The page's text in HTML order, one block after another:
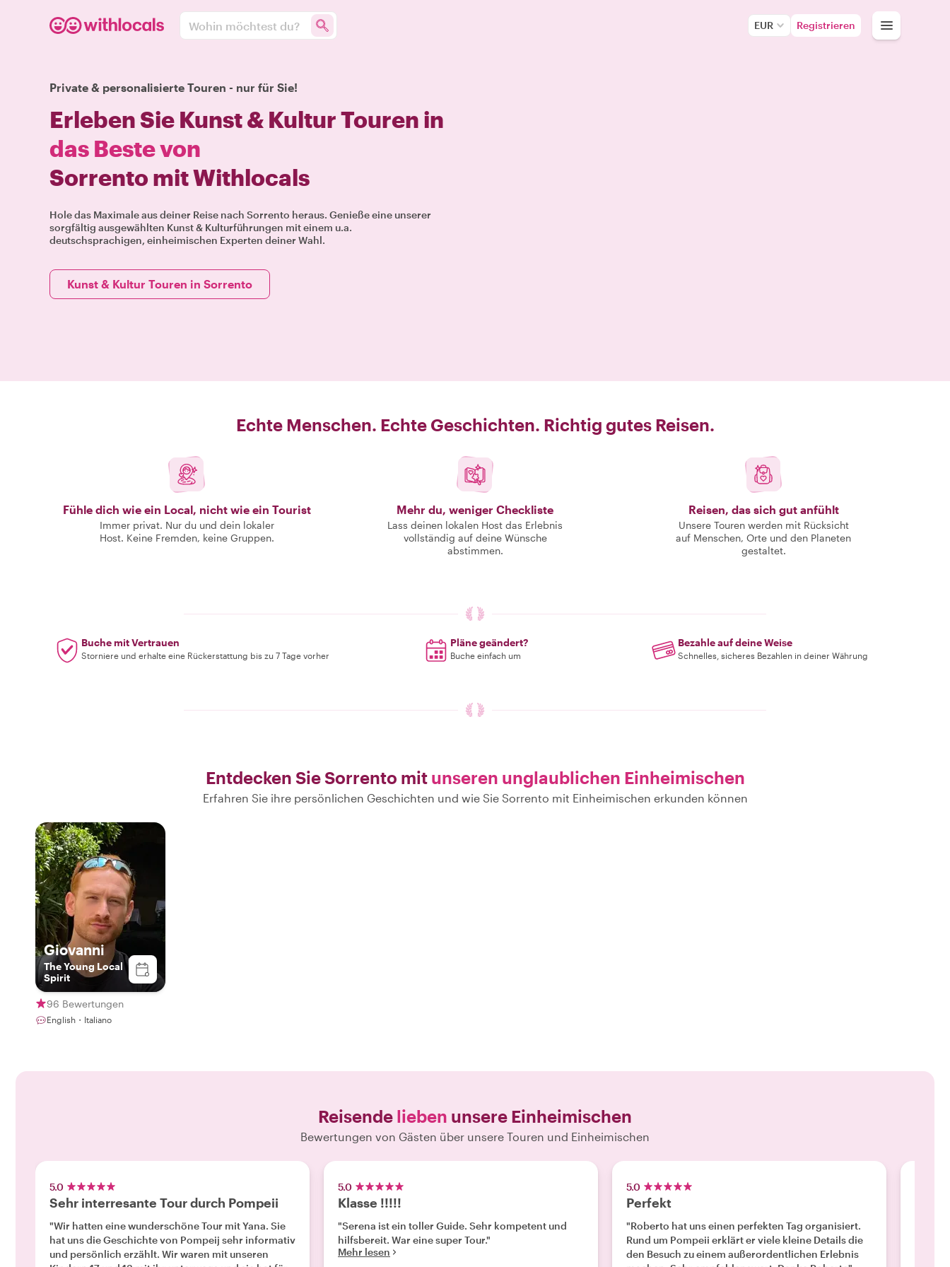
Wohin möchtest du? EUR Registrieren
Private & personalisierte Touren - nur für Sie!
Erleben Sie Kunst & Kultur Touren in
das Beste von
Sorrento mit Withlocals
Hole das Maximale aus deiner Reise nach Sorrento heraus. Genieße eine unserer
sorgfältig ausgewählten Kunst & Kulturführungen mit einem u.a.
deutschsprachigen, einheimischen Experten deiner Wahl.
Kunst & Kultur Touren in Sorrento
Echte Menschen. Echte Geschichten. Richtig gutes Reisen.
Fühle dich wie ein Local, nicht wie ein Tourist
Immer privat. Nur du und dein lokaler
Host. Keine Fremden, keine Gruppen.
Mehr du, weniger Checkliste
Lass deinen lokalen Host das Erlebnis
vollständig auf deine Wünsche
abstimmen.
Reisen, das sich gut anfühlt
Unsere Touren werden mit Rücksicht
auf Menschen, Orte und den Planeten
gestaltet.
Buche mit Vertrauen
Storniere und erhalte eine Rückerstattung bis zu 7 Tage vorher
Pläne geändert?
Buche einfach um
Bezahle auf deine Weise
Schnelles, sicheres Bezahlen in deiner Währung
Entdecken Sie Sorrento mit unseren unglaublichen Einheimischen
Erfahren Sie ihre persönlichen Geschichten und wie Sie Sorrento mit Einheimischen erkunden können
Giovanni
The Young Local
Spirit
96 Bewertungen
English・Italiano
Reisende lieben unsere Einheimischen
Bewertungen von Gästen über unsere Touren und Einheimischen
5.0
Sehr interresante Tour durch Pompeii
"Wir hatten eine wunderschöne Tour mit Yana. Sie
hat uns die Geschichte von Pompeij sehr informativ
und persönlich erzählt. Wir waren mit unseren
5.0
Klasse !!!!!
"Serena ist ein toller Guide. Sehr kompetent und
hilfsbereit. War eine super Tour."
Mehr lesen
5.0
Perfekt
"Roberto hat uns einen perfekten Tag organisiert.
Rund um Pompeii erklärt er viele kleine Details die
den Besuch zu einem außerordentlichen Erlebnis